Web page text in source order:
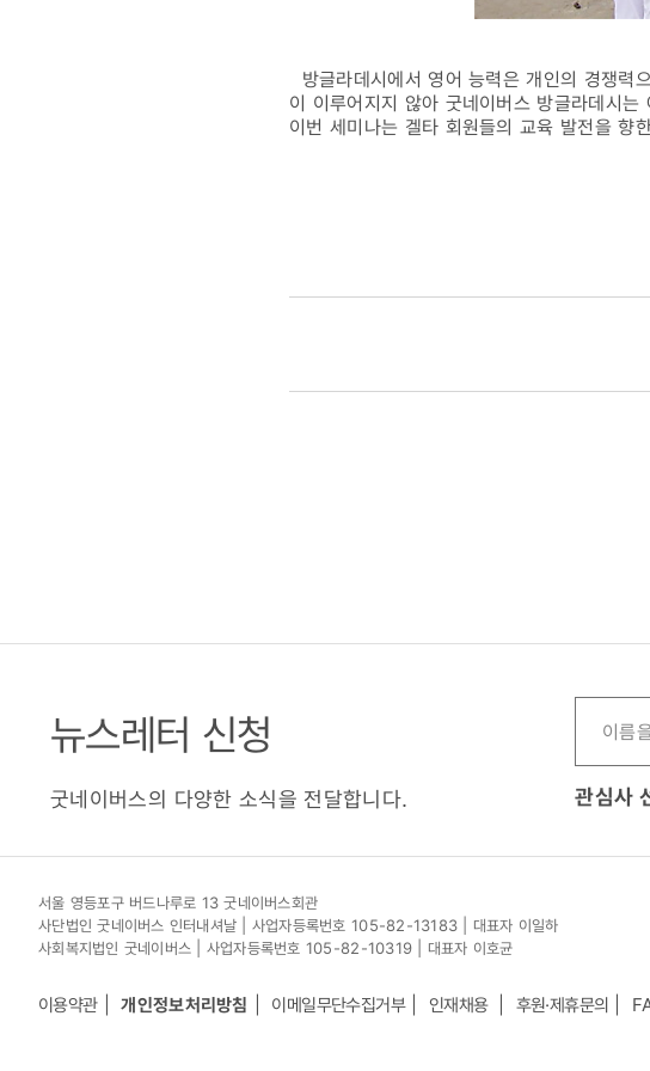
방글라데시에서 영어 능력은 개인의 경쟁력
이 이루어지지 않아 굿네이버스 방글라데시
이번 세미나는 겔타 회원들의 교육 발전을 향
뉴스레터 신청
굿네이버스의 다양한 소식을 전달합니다. 관심사
서울 영등포구 버드나루로 13 굿네이버스회관
사단법인 굿네이버스 인터내셔날 | 사업자등록번호 105-82-13183 | 대표자 이일하
사회복지법인 굿네이버스 | 사업자등록번호 105-82-10319 | 대표자 이호균
이용약관 개인정보처리방침 이메일무단수집거부 인재채용 후원·제휴문의